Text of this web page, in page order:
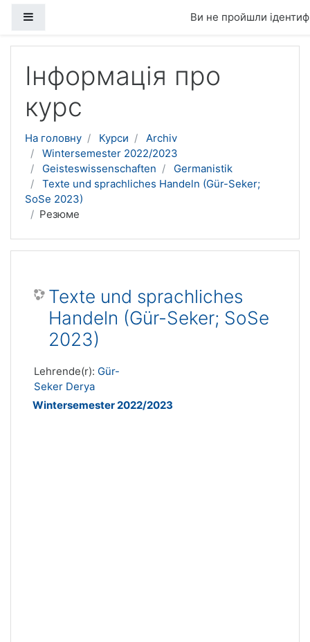
Ви не пройшли
Інформація про
курс
На головну Курси
Archiv
Wintersemester 2022/2023
Geisteswissenschaften
Germanistik
Texte und sprachliches Handeln (Gür-Seker;
SoSe 2023)
Резюме
Texte und sprachliches
Handeln (Gür-Seker; SoSe
2023)
Lehrende(r): Gür-
Seker Derya
Wintersemester 2022/2023